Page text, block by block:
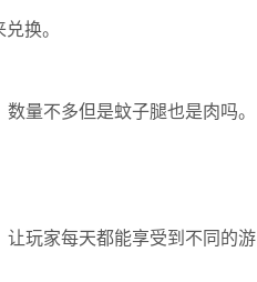
换。
量不多但是蚊子腿也是肉吗。
玩家每天都能享受到不同的游